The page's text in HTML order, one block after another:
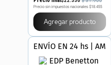
Precio sin impuestos nacionales $18.455
Agregar producto
ENVÍO EN 24 hs | AMBA